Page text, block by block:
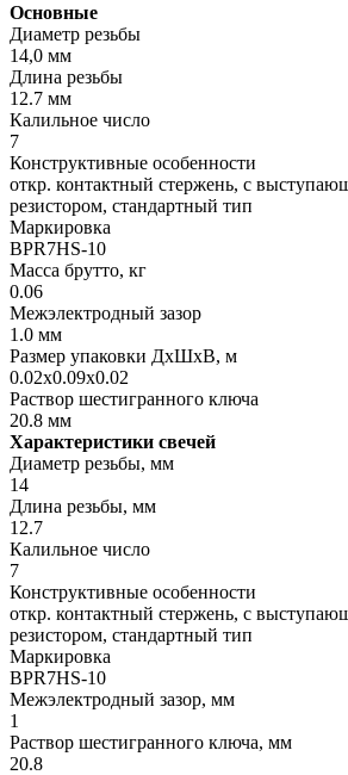
Основные
Диаметр резьбы
14,0 мм
Длина резьбы
12.7 мм
Калильное число
7
Конструктивные особенности
откр. контактный стержень, с
резистором, стандартный тип
Маркировка
BPR7HS-10
Масса брутто, кг
0.06
Межэлектродный зазор
1.0 мм
Размер упаковки ДхШхВ, м
0.02x0.09x0.02
Раствор шестигранного ключа
20.8 мм
Характеристики свечей
Диаметр резьбы, мм
14
Длина резьбы, мм
12.7
Калильное число
7
Конструктивные особенности
откр. контактный стержень, с
резистором, стандартный тип
Маркировка
BPR7HS-10
Межэлектродный зазор, мм
1
Раствор шестигранного ключа, мм
20.8